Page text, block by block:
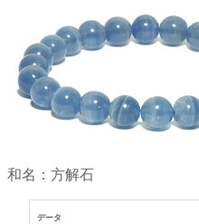
和名：方解石
データ